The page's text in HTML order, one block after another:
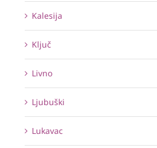
Kalesija
Ključ
Livno
Ljubuški
Lukavac